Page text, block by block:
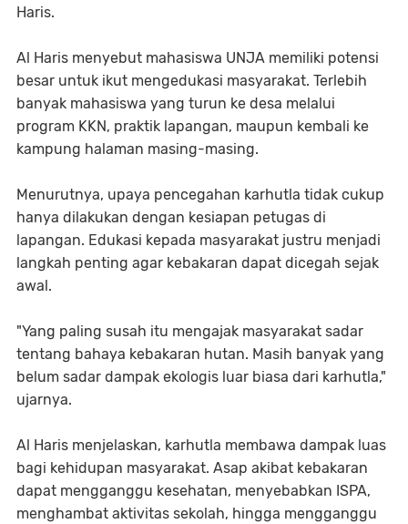
Haris.
Al Haris menyebut mahasiswa UNJA memiliki potensi
besar untuk ikut mengedukasi masyarakat. Terlebih
banyak mahasiswa yang turun ke desa melalui
program KKN, praktik lapangan, maupun kembali ke
kampung halaman masing-masing.
Menurutnya, upaya pencegahan karhutla tidak cukup
hanya dilakukan dengan kesiapan petugas di
lapangan. Edukasi kepada masyarakat justru menjadi
langkah penting agar kebakaran dapat dicegah sejak
awal.
"Yang paling susah itu mengajak masyarakat sadar
tentang bahaya kebakaran hutan. Masih banyak yang
belum sadar dampak ekologis luar biasa dari karhutla,"
ujarnya.
Al Haris menjelaskan, karhutla membawa dampak luas
bagi kehidupan masyarakat. Asap akibat kebakaran
dapat mengganggu kesehatan, menyebabkan ISPA,
menghambat aktivitas sekolah, hingga mengganggu